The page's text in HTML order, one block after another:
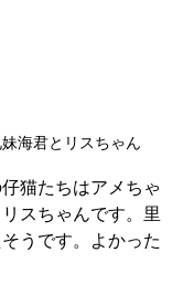
海君とリスちゃん
猫たちはアメちゃ
スちゃんです。里
うです。よかった